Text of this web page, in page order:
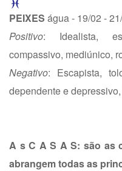
PEIXES água - 19/02 -
Positivo: Idealista,
compassivo, mediúnico,
Negativo: Escapista,
dependente e
A s C A S A S: são as
abrangem todas as